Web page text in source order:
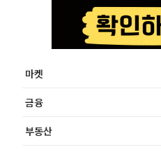
마켓
금융
부동산